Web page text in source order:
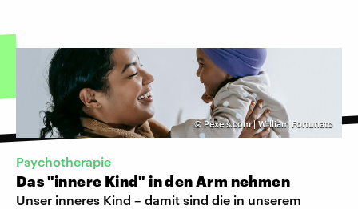
©Pexels.com | William Fortunato
Psychotherapie
Das "innere Kind" in den Arm nehmen
Unser inneres Kind – damit sind die in unserem